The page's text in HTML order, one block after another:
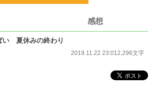
感想
い 夏休みの終わり
2019.11.22 23:012,296文字